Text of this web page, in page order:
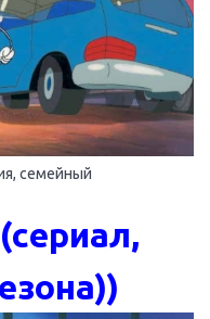
семейный